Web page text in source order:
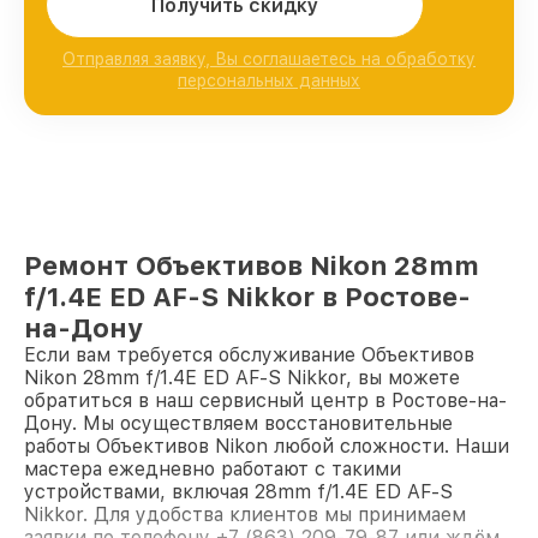
Получить скидку
Отправляя заявку, Вы соглашаетесь на обработку
персональных данных
Ремонт Объективов Nikon 28mm
f/1.4E ED AF-S Nikkor в Ростове-
на-Дону
Если вам требуется обслуживание Объективов
Nikon 28mm f/1.4E ED AF-S Nikkor, вы можете
обратиться в наш сервисный центр в Ростове-на-
Дону. Мы осуществляем восстановительные
работы Объективов Nikon любой сложности. Наши
мастера ежедневно работают с такими
устройствами, включая 28mm f/1.4E ED AF-S
Nikkor. Для удобства клиентов мы принимаем